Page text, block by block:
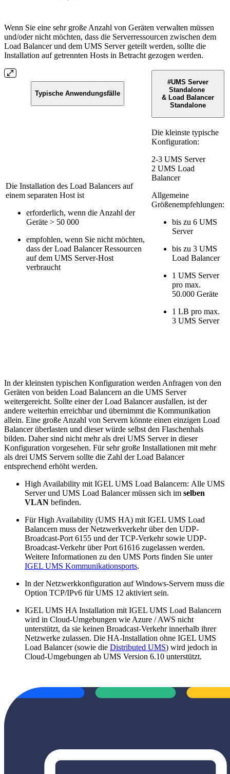
Wenn Sie eine sehr große Anzahl von Geräten verwalten müssen
und/oder nicht möchten, dass die Serverressourcen zwischen dem
Load Balancer und dem UMS Server geteilt werden, sollte die
Installation auf getrennten Hosts in Betracht gezogen werden.
Typische Anwendungsfälle
#UMS Server
Standalone
& Load Balancer
Standalone
Die Installation des Load Balancers auf
einem separaten Host ist
erforderlich, wenn die Anzahl der
Geräte > 50 000
empfohlen, wenn Sie nicht möchten,
dass der Load Balancer Ressourcen
auf dem UMS Server-Host
verbraucht
Die kleinste typische
Konfiguration:
2-3 UMS Server
2 UMS Load
Balancer
Allgemeine
Größenempfehlungen:
bis zu 6 UMS
Server
bis zu 3 UMS
Load Balancer
1 UMS Server
pro max.
50.000 Geräte
1 LB pro max.
3 UMS Server
In der kleinsten typischen Konfiguration werden Anfragen von den
Geräten von beiden Load Balancern an die UMS Server
weitergereicht. Sollte einer der Load Balancer ausfallen, ist der
andere weiterhin erreichbar und übernimmt die Kommunikation
allein. Eine große Anzahl von Servern könnte einen einzigen Load
Balancer überlasten und dieser würde selbst den Flaschenhals
bilden. Daher sind nicht mehr als drei UMS Server in dieser
Konfiguration vorgesehen. Für sehr große Installationen mit mehr
als drei UMS Servern sollte die Zahl der Load Balancer
entsprechend erhöht werden.
High Availability mit IGEL UMS Load Balancern: Alle UMS
Server und UMS Load Balancer müssen sich im selben
VLAN befinden.
Für High Availability (UMS HA) mit IGEL UMS Load
Balancern muss der Netzwerkverkehr über den UDP-
Broadcast-Port 6155 und der TCP-Verkehr sowie UDP-
Broadcast-Verkehr über Port 61616 zugelassen werden.
Weitere Informationen zu den UMS Ports finden Sie unter
IGEL UMS Kommunikationsports.
In der Netzwerkkonfiguration auf Windows-Servern muss die
Option TCP/IPv6 für UMS 12 aktiviert sein.
IGEL UMS HA Installation mit IGEL UMS Load Balancern
wird in Cloud-Umgebungen wie Azure / AWS nicht
unterstützt, da sie keinen Broadcast-Verkehr innerhalb ihrer
Netzwerke zulassen. Die HA-Installation ohne IGEL UMS
Load Balancer (sowie die Distributed UMS) wird jedoch in
Cloud-Umgebungen ab UMS Version 6.10 unterstützt.